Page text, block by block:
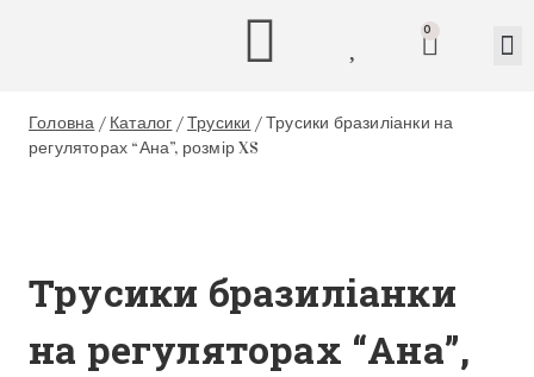
0
Головна / Каталог /Трусики /Трусики бразиліанки на
регуляторах “Ана”, розмір XS
Трусики бразиліанки
на регуляторах “Ана”,